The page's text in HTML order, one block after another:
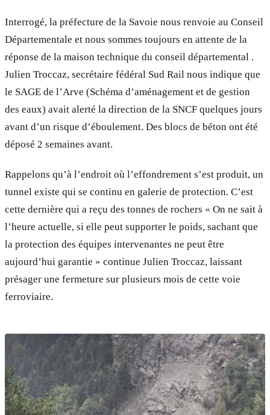
Interrogé, la préfecture de la Savoie nous renvoie au Conseil
Départementale et nous sommes toujours en attente de la
réponse de la maison technique du conseil départemental .
Julien Troccaz, secrétaire fédéral Sud Rail nous indique que
le SAGE de l’Arve (Schéma d’aménagement et de gestion
des eaux) avait alerté la direction de la SNCF quelques jours
avant d’un risque d’éboulement. Des blocs de béton ont été
déposé 2 semaines avant.
Rappelons qu’à l’endroit où l’effondrement s’est produit, un
tunnel existe qui se continu en galerie de protection. C’est
cette dernière qui a reçu des tonnes de rochers « On ne sait à
l’heure actuelle, si elle peut supporter le poids, sachant que
la protection des équipes intervenantes ne peut être
aujourd’hui garantie » continue Julien Troccaz, laissant
présager une fermeture sur plusieurs mois de cette voie
ferroviaire.